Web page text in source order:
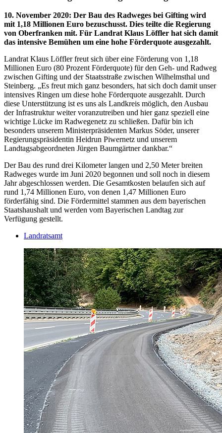
10. November 2020: Der Bau des Radweges bei Gifting wird
mit 1,18 Millionen Euro bezuschusst. Dies teilte die Regierung
von Oberfranken mit. Für Landrat Klaus Löffler hat sich damit
das intensive Bemühen um eine hohe Förderquote ausgezahlt.
Landrat Klaus Löffler freut sich über eine Förderung von 1,18
Millionen Euro (80 Prozent Förderquote) für den Geh- und Radweg
zwischen Gifting und der Staatsstraße zwischen Wilhelmsthal und
Steinberg. „Es freut mich ganz besonders, hat sich doch damit unser
intensives Ringen um diese hohe Förderquote ausgezahlt. Durch
diese Unterstützung ist es uns als Landkreis möglich, den Ausbau
der Infrastruktur weiter voranzutreiben und hier ganz speziell eine
wichtige Lücke im Radwegenetz zu schließen. Dafür bin ich
besonders unserem Ministerpräsidenten Markus Söder, unserer
Regierungspräsidentin Heidrun Piwernetz und unserem
Landtagsabgeordneten Jürgen Baumgärtner dankbar.“
Der Bau des rund drei Kilometer langen und 2,50 Meter breiten
Radweges wurde im Juni 2020 begonnen und soll noch in diesem
Jahr abgeschlossen werden. Die Gesamtkosten belaufen sich auf
rund 1,74 Millionen Euro, von denen 1,47 Millionen Euro
förderfähig sind. Die Fördermittel stammen aus dem bayerischen
Staatshaushalt und werden vom Bayerischen Landtag zur
Verfügung gestellt.
Landratsamt